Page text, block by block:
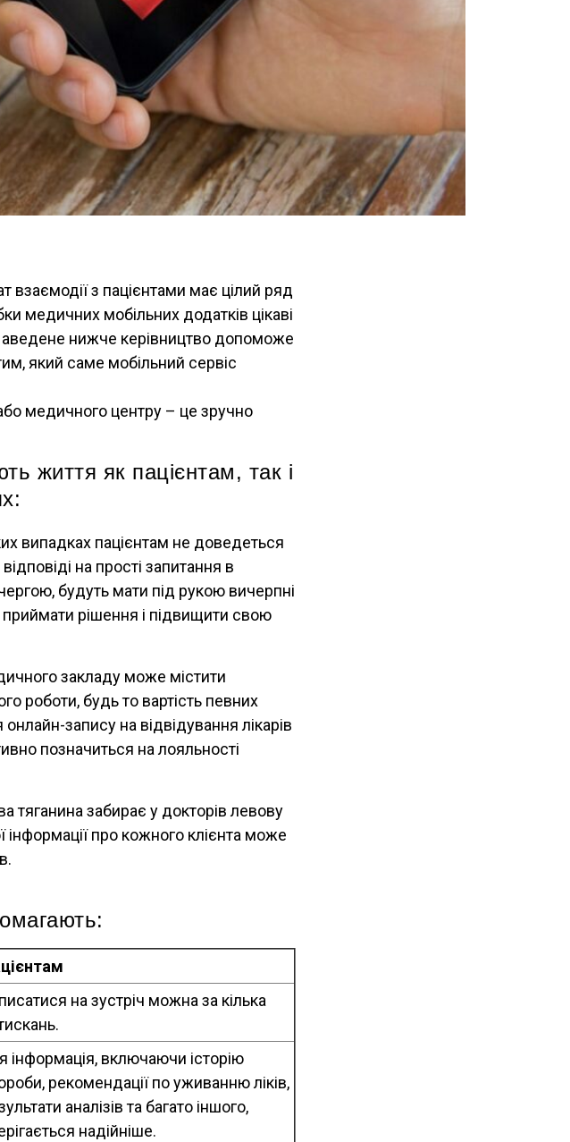
з пацієнтами має цілий ряд
медичних мобільних додатків цікаві
нижче керівництво допоможе
який саме мобільний сервіс
медичного центру – це зручно
життя як пацієнтам, так і
випадках пацієнтам не доведеться
на прості запитання в
будуть мати під рукою вичерпні
рішення і підвищити свою
закладу може містити
роботи, будь то вартість певних
онлайн-запису на відвідування лікарів
позначиться на лояльності
тяганина забирає у докторів левову
інформації про кожного клієнта може
на зустріч можна за кілька
інформація, включаючи історію
рекомендації по уживанню ліків,
аналізів та багато іншого,
надійніше.